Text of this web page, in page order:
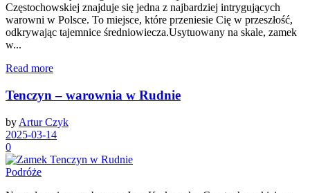
Częstochowskiej znajduje się jedna z najbardziej intrygujących
warowni w Polsce. To miejsce, które przeniesie Cię w przeszłość,
odkrywając tajemnice średniowiecza.Usytuowany na skale, zamek
w...
Read more
Tenczyn – warownia w Rudnie
by Artur Czyk
2025-03-14
0
Podróże